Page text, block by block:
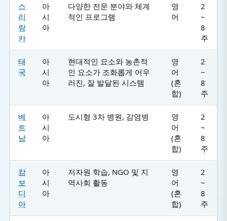
스
리
랑
카
아
시
아
다양한 전문 분야와 체계
적인 프로그램
영
어
2
~
8
주
태
국
아
시
아
현대적인 요소와 농촌적
인 요소가 조화롭게 어우
러진, 잘 발달된 시스템
영
어
(혼
합)
2
~
8
주
베
트
남
아
시
아
도시형 3차 병원, 감염병
영
어
(혼
합)
2
~
8
주
캄
보
디
아
아
시
아
저자원 학습, NGO 및 지
역사회 활동
영
어
(혼
합)
2
~
8
주